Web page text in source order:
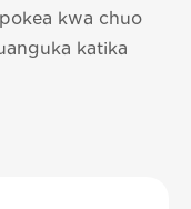
kwa chuo
katika